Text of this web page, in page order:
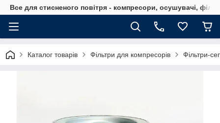
Все для стисненого повітря - компресори, осушувачі,
Каталог товарів Фільтри для компресорів Фільтри-